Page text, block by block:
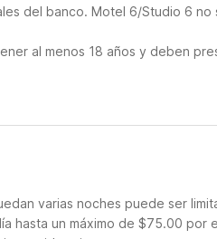
del banco. Motel 6/Studio 6
al menos 18 años y deben
varias noches puede ser
hasta un máximo de $75.00